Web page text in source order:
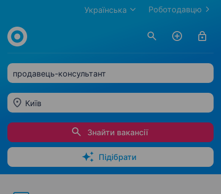
Роботодавцю
Українська
продавець-консультант
Київ
Знайти вакансії
Підібрати